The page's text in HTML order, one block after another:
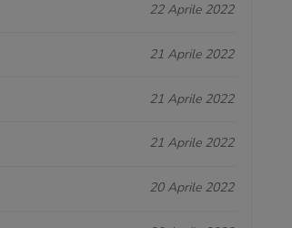
22 Aprile 2022
21 Aprile 2022
21 Aprile 2022
21 Aprile 2022
20 Aprile 2022